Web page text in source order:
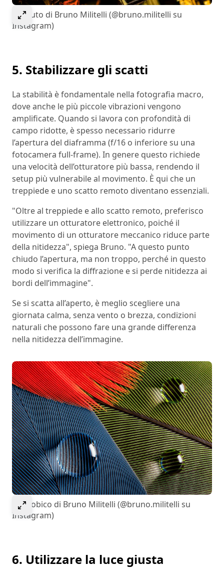
Select to expand image
Bismuto di Bruno Militelli (@bruno.militelli su
Instagram)
5. Stabilizzare gli scatti
La stabilità è fondamentale nella fotografia macro,
dove anche le più piccole vibrazioni vengono
amplificate. Quando si lavora con profondità di
campo ridotte, è spesso necessario ridurre
l’apertura del diaframma (f/16 o inferiore su una
fotocamera full-frame). In genere questo richiede
una velocità dell’otturatore più bassa, rendendo il
setup più vulnerabile al movimento. È qui che un
treppiede e uno scatto remoto diventano essenziali.
"Oltre al treppiede e allo scatto remoto, preferisco
utilizzare un otturatore elettronico, poiché il
movimento di un otturatore meccanico riduce parte
della nitidezza", spiega Bruno. "A questo punto
chiudo l’apertura, ma non troppo, perché in questo
modo si verifica la diffrazione e si perde nitidezza ai
bordi dell’immagine".
Se si scatta all’aperto, è meglio scegliere una
giornata calma, senza vento o brezza, condizioni
naturali che possono fare una grande differenza
nella nitidezza dell’immagine.
Select to expand image
Idrofobico di Bruno Militelli (@bruno.militelli su
Instagram)
6. Utilizzare la luce giusta